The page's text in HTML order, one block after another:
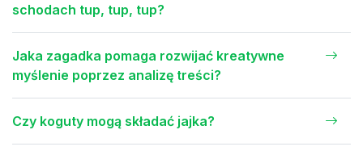
schodach tup, tup, tup?
Jaka zagadka pomaga rozwijać kreatywne
myślenie poprzez analizę treści?
Czy koguty mogą składać jajka?